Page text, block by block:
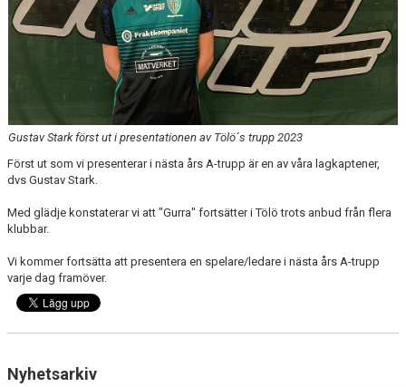
Gustav Stark först ut i presentationen av Tölö´s trupp 2023
Först ut som vi presenterar i nästa års A-trupp är en av våra lagkaptener,
dvs Gustav Stark.
Med glädje konstaterar vi att "Gurra" fortsätter i Tölö trots anbud från flera
klubbar.
Vi kommer fortsätta att presentera en spelare/ledare i nästa års A-trupp
varje dag framöver.
Nyhetsarkiv